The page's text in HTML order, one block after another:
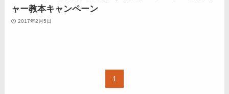
ャー教本キャンペーン
2017年2月5日
1